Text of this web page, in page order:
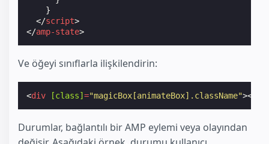
}
</script>
</amp-state>
Ve öğeyi sınıflarla ilişkilendirin:
<div [class]="magicBox[animateBox].className"></
Durumlar, bağlantılı bir AMP eylemi veya olayından